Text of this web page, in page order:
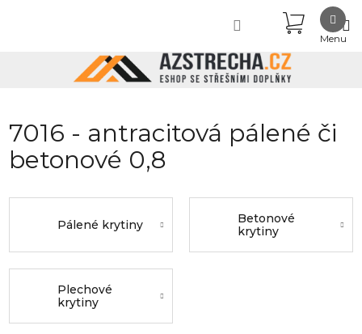
KOŠÍK
7016 - antracitová pálené či
betonové 0,8
Pálené krytiny
Betonové
krytiny
Plechové
krytiny